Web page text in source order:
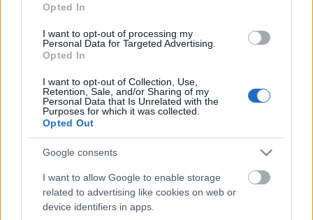
Opted In
I want to opt-out of processing my
Personal Data for Targeted Advertising.
Opted In
I want to opt-out of Collection, Use,
Retention, Sale, and/or Sharing of my
Personal Data that Is Unrelated with the
Purposes for which it was collected.
Opted Out
Google consents
I want to allow Google to enable storage
related to advertising like cookies on web or
device identifiers in apps.
Olga Vig Ágnes
Irina Both Eszter
Kuligin Szekrényes László
Tuzenbach Nagy Attila
Szoljonij Fehérvári Péter
Az előadás színészei a Panboro Színház tagjai,
valamint a kolozsvári Babes Bólyai Egyetem III. éves
színművész-hallgatói. Osztályvezető színész-tanár:
Salat Lehel
Jelmez: Raluca Bumbac